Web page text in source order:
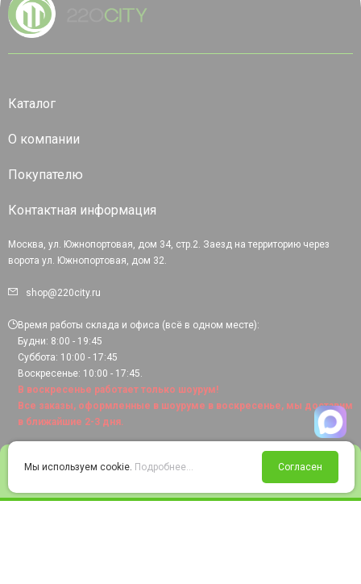
Войти Избранное Корзина
Каталог
О компании
Покупателю
Контактная информация
Москва, ул. Южнопортовая, дом 34, стр.2. Заезд на территорию через
ворота ул. Южнопортовая, дом 32.
shop@220city.ru
Время работы склада и офиса (всё в одном месте):
Будни: 8:00 - 19:45
Суббота: 10:00 - 17:45
Воскресенье: 10:00 - 17:45.
В воскресенье работает только шоурум!
Все заказы, оформленные в шоуруме в воскресенье, мы доставим
в ближайшие 2-3 дня.
Мы используем cookie. Подробнее... Согласен